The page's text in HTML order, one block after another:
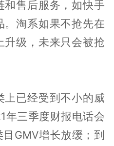
和售后服务，如快手
。淘系如果不抢先在
升级，未来只会被抢
上已经受到不小的威
年三季度财报电话会
目GMV增长放缓；到